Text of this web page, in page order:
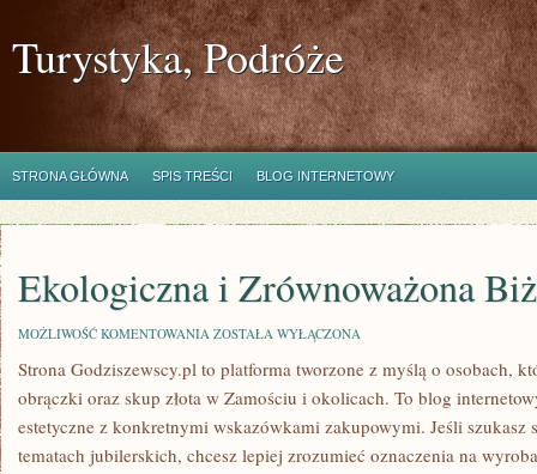
Turystyka, Podróże
STRONA GŁÓWNA SPIS TREŚCI BLOG INTERNETOWY
Ekologiczna i Zrównoważona
MOŻLIWOŚĆ KOMENTOWANIA EKOLOGICZNA
ZRÓWNOWAŻONA
ZOSTAŁA WYŁĄCZONA
Strona Godziszewscy.pl to platforma tworzone z myślą o osobach,
obrączki oraz skup złota w Zamościu i okolicach. To blog
estetyczne z konkretnymi wskazówkami zakupowymi. Jeśli szukasz
tematach jubilerskich, chcesz lepiej zrozumieć oznaczenia na